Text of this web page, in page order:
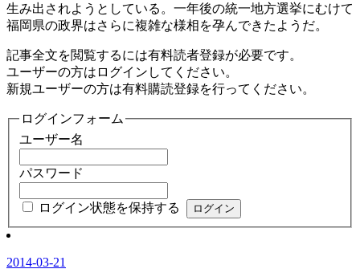
生み出されようとしている。一年後の統一地方選挙にむけて
福岡県の政界はさらに複雑な様相を孕んできたようだ。
記事全文を閲覧するには有料読者登録が必要です。
ユーザーの方はログインしてください。
新規ユーザーの方は有料購読登録を行ってください。
ログインフォーム
ユーザー名
パスワード
ログイン状態を保持する
2014-03-21